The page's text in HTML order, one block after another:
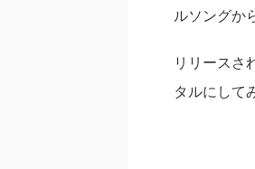
ルソングか
リリースさ
タルにして